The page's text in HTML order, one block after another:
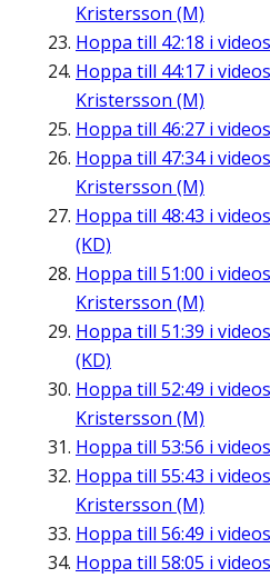
Kristersson (M)
Hoppa till 42:18 i
Hoppa till 44:17 i
Kristersson (M)
Hoppa till 46:27 i
Hoppa till 47:34i
Kristersson (M)
Hoppa till 48:43 i
(KD)
Hoppa till 51:00 i
Kristersson (M)
Hoppa till 51:39 i
(KD)
Hoppa till 52:49 i
Kristersson (M)
Hoppa till 53:56 i
Hoppa till 55:43 i
Kristersson (M)
Hoppa till 56:49 i
Hoppa till 58:05 i